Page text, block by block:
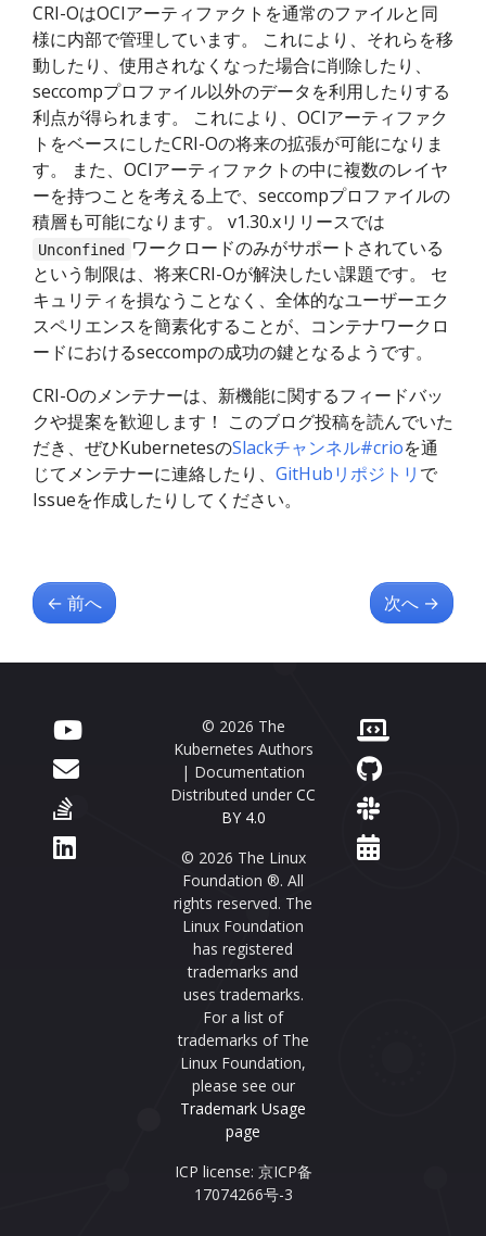
CRI-OはOCIアーティファクトを通常のファイルと同
様に内部で管理しています。 これにより、それらを移
動したり、使用されなくなった場合に削除したり、
seccompプロファイル以外のデータを利用したりする
利点が得られます。 これにより、OCIアーティファク
トをベースにしたCRI-Oの将来の拡張が可能になりま
す。 また、OCIアーティファクトの中に複数のレイヤ
ーを持つことを考える上で、seccompプロファイルの
積層も可能になります。 v1.30.xリリースでは
Unconfined ワークロードのみがサポートされている
という制限は、将来CRI-Oが解決したい課題です。 セ
キュリティを損なうことなく、全体的なユーザーエク
スペリエンスを簡素化することが、コンテナワークロ
ードにおけるseccompの成功の鍵となるようです。
CRI-Oのメンテナーは、新機能に関するフィードバッ
クや提案を歓迎します！ このブログ投稿を読んでいた
だき、ぜひKubernetesのSlackチャンネル#crioを通
じてメンテナーに連絡したり、 GitHubリポジトリ で
Issueを作成したりしてください。
← 前へ 次へ →
© 2026 The
Kubernetes Authors
| Documentation
Distributed under CC
BY 4.0
© 2026 The Linux
Foundation ®. All
rights reserved. The
Linux Foundation
has registered
trademarks and
uses trademarks.
For a list of
trademarks of The
Linux Foundation,
please see our
Trademark Usage
page
ICP license: 京ICP备
17074266号-3